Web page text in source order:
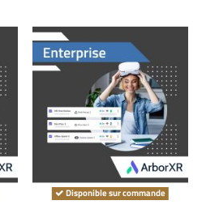
Disponible sur commande